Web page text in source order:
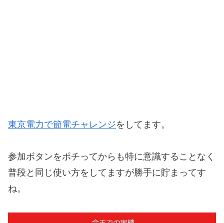
東京電力で節電チャレンジをしてます。
参加ボタンをポチってからも特に意識することなく
普段と同じ使い方をしてますが勝手に貯まってす
ね。